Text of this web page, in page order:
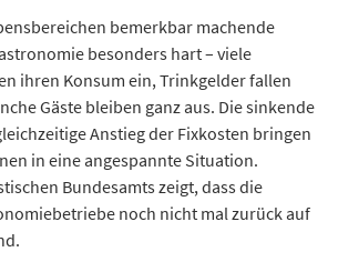
bemerkbar machende
besonders hart – viele
ihren Konsum ein, Trinkgelder fallen
Gäste bleiben ganz aus. Die sinkende
Anstieg der Fixkosten bringen
in eine angespannte Situation.
Bundesamts zeigt, dass die
noch nicht mal zurück auf